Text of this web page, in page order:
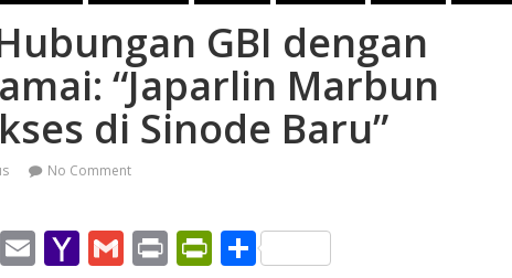
GBI dengan
“Japarlin Marbun
di Sinode Baru”
No Comment
W E Y G Pr Pr S